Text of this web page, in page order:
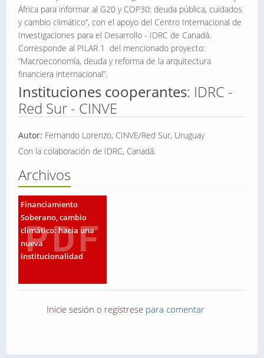
África para informar al G20 y COP30: deuda pública, cuidados
y cambio climático”, con el apoyo del Centro Internacional de
Investigaciones para el Desarrollo - IDRC de Canadá.
Corresponde al PILAR 1 del mencionado proyecto:
“Macroeconomía, deuda y reforma de la arquitectura
financiera internacional”.
Instituciones cooperantes: IDRC -
Red Sur - CINVE
Autor: Fernando Lorenzo, CINVE/Red Sur, Uruguay
Con la colaboración de IDRC, Canadá.
Archivos
Financiamiento
Soberano, cambio
climático: hacia una
nueva
institucionalidad
Inicie sesión o regístresepara comentar